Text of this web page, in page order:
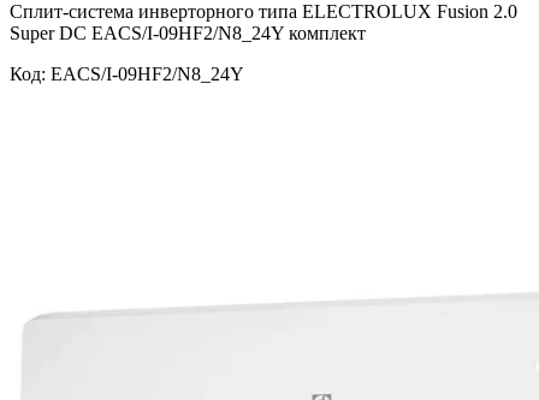
Сплит-система инверторного типа ELECTROLUX Fusion 2.0
Super DC EACS/I-09HF2/N8_24Y комплект
Код: EACS/I-09HF2/N8_24Y